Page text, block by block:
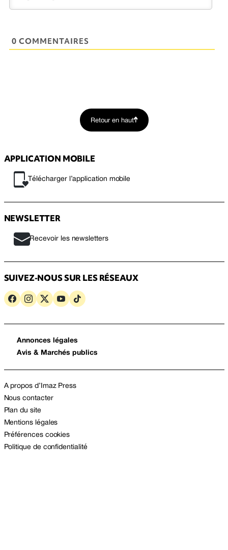
0 COMMENTAIRES
Retour en haut
APPLICATION MOBILE
Télécharger l’application mobile
NEWSLETTER
Recevoir les newsletters
SUIVEZ-NOUS SUR LES RÉSEAUX
Annonces légales
Avis & Marchés publics
A propos d’Imaz Press
Nous contacter
Plan du site
Mentions légales
Préférences cookies
Politique de confidentialité